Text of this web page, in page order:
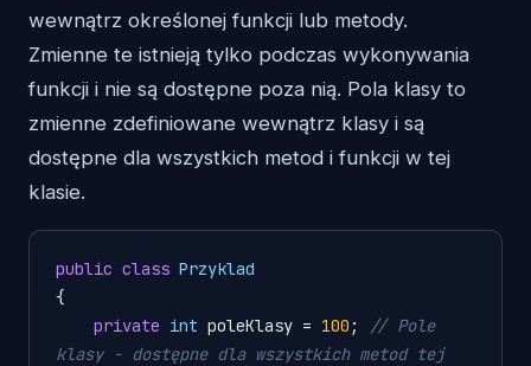
wewnątrz określonej funkcji lub metody.
Zmienne te istnieją tylko podczas wykonywania
funkcji i nie są dostępne poza nią. Pola klasy to
zmienne zdefiniowane wewnątrz klasy i są
dostępne dla wszystkich metod i funkcji w tej
klasie.
public class Przyklad
{
private int poleKlasy = 100 ;
// Pole
klasy - dostępne dla wszystkich metod tej